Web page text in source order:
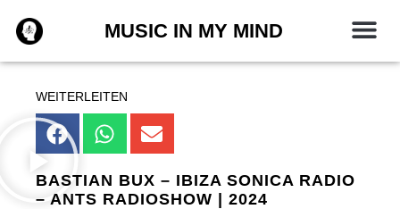
Inhalt
springen
MUSIC IN MY MIND
WEITERLEITEN
BASTIAN BUX – IBIZA SONICA RADIO
– ANTS RADIOSHOW | 2024